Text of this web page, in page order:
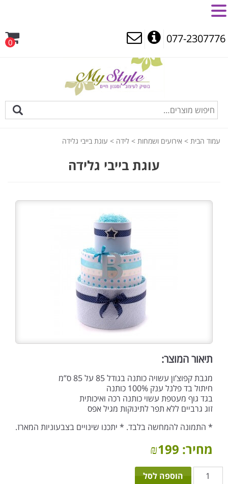
077-2307776
0
עמוד הבית > אירועים ושמחות > לידה > עוגת בייבי גלידה
עוגת בייבי גלידה
תיאור המוצר:
מגבת קפוצ’ון עשויה כותנה בגודל 85 על 85 ס”מ
חיתול בד פלנל ענק 100% כותנה
בגד גוף מעטפת עשוי כותנה רכה ואיכותית
זוג גרביים ללא תפר לתינוקות מגיל אפס
* התמונה להמחשה בלבד. * יתכנו שינויים בצבעוניות המארז.
מחיר: ₪199
כמות
הוספה לסל